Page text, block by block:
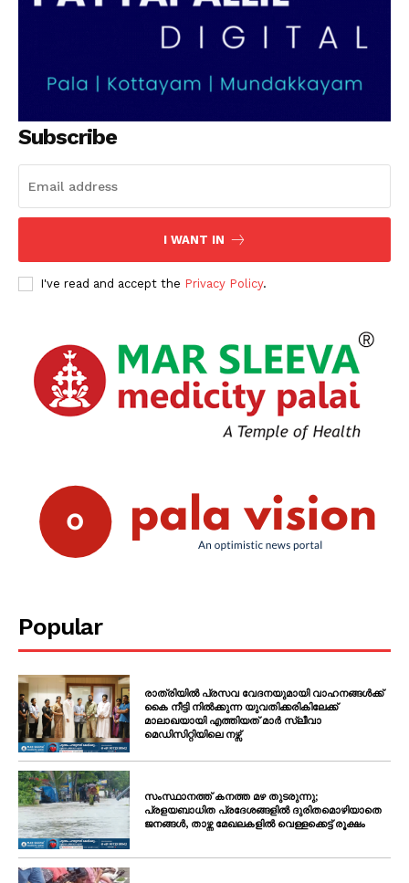
Subscribe
I WANT IN
I've read and accept the Privacy Policy.
Popular
രാത്രിയിൽ പ്രസവ വേദനയുമായി വാഹനങ്ങൾക്ക്
കൈ നീട്ടി നിൽക്കുന്ന യുവതിക്കരികിലേക്ക്
മാലാഖയായി എത്തിയത് മാർ സ്ലീവാ
മെഡിസിറ്റിയിലെ നഴ്സ്
സംസ്ഥാനത്ത് കനത്ത മഴ തുടരുന്നു;
പ്രളയബാധിത പ്രദേശങ്ങളിൽ ദുരിതമൊഴിയാതെ
ജനങ്ങൾ, താഴ്ന്ന മേഖലകളിൽ വെള്ളക്കെട്ട് രൂക്ഷം